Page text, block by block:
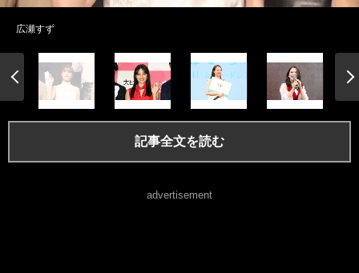
広瀬すず
記事全文を読む
advertisement